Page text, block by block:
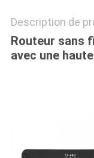
SITE
PRIVACY
Description de
Routeur sans
avec une